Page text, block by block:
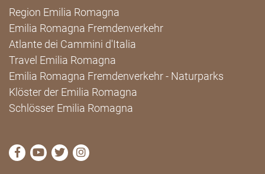
Region Emilia Romagna
Emilia Romagna Fremdenverkehr
Atlante dei Cammini d'Italia
Travel Emilia Romagna
Emilia Romagna Fremdenverkehr - Naturparks
Klöster der Emilia Romagna
Schlösser Emilia Romagna
die Seite Facebook von Cammini Emilia-Romagna
die Seite YouTube von Cammini Emilia-
die Seite Twitter von Cammini Emilia-
die Seite Instagram von Cammini